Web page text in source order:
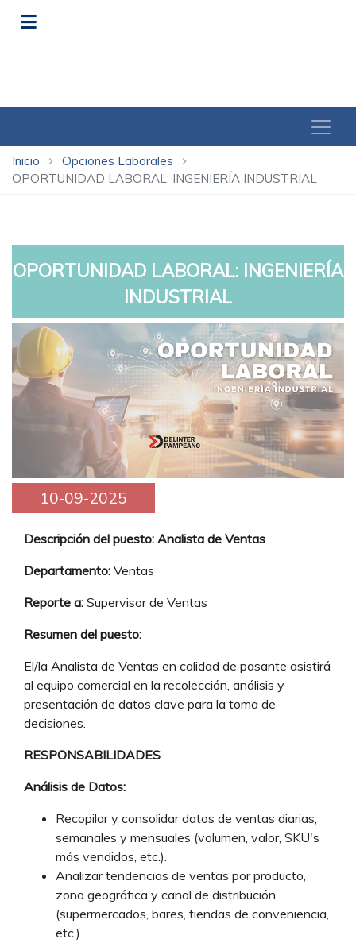
Inicio chevron_right Opciones Laborales chevron_right
OPORTUNIDAD LABORAL: INGENIERÍA INDUSTRIAL
OPORTUNIDAD LABORAL: INGENIERÍA
INDUSTRIAL
10-09-2025
Descripción del puesto: Analista de Ventas
Departamento: Ventas
Reporte a: Supervisor de Ventas
Resumen del puesto:
El/la Analista de Ventas en calidad de pasante asistirá
al equipo comercial en la recolección, análisis y
presentación de datos clave para la toma de
decisiones.
RESPONSABILIDADES
Análisis de Datos:
Recopilar y consolidar datos de ventas diarias,
semanales y mensuales (volumen, valor, SKU's
más vendidos, etc.).
Analizar tendencias de ventas por producto,
zona geográfica y canal de distribución
(supermercados, bares, tiendas de conveniencia,
etc.).